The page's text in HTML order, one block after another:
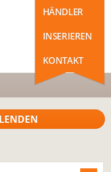
HÄNDLER
INSERIEREN
KONTAKT